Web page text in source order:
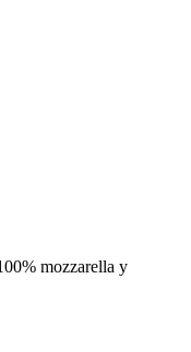
mozzarella y